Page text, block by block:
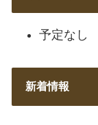
予定なし
新着情報